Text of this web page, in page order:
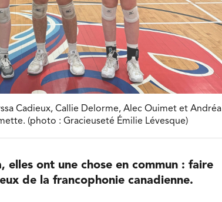
Cadieux, Callie Delorme, Alec Ouimet et Andréa
(photo : Gracieuseté Émilie Lévesque)
ont une chose en commun : faire
de la francophonie canadienne.